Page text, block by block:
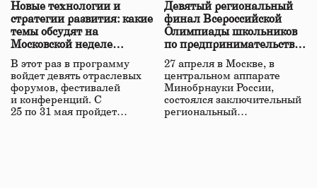
Новые технологии и
стратегии развития: какие
темы обсудят на
Московской неделе
предпринимательства
В этот раз в программу
войдет девять отраслевых
форумов, фестивалей
и конференций. С
25 по 31 мая пройдет…
Девятый региональный
финал Всероссийской
Олимпиады школьников
по предпринимательству
прошел в Москве
27 апреля в Москве, в
центральном аппарате
Минобрнауки России,
состоялся заключительный
региональный…